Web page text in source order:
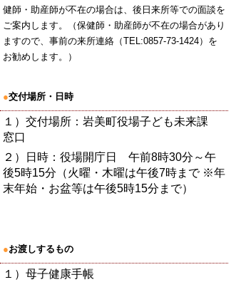
健師・助産師が不在の場合は、後日来所等での面談を
ご案内します。（保健師・助産師が不在の場合があり
ますので、事前の来所連絡（TEL:0857-73-1424）を
お勧めします。）
●交付場所・日時
１）交付場所：岩美町役場子ども未来課
窓口
２）日時：役場開庁日 午前8時30分～午
後5時15分（火曜・木曜は午後7時まで ※年
末年始・お盆等は午後5時15分まで）
●お渡しするもの
１）母子健康手帳